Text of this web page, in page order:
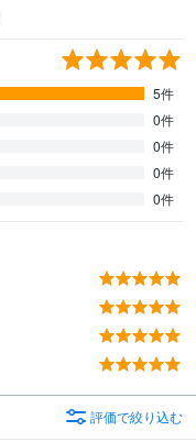
5件
0件
0件
0件
0件
評価で絞り込む